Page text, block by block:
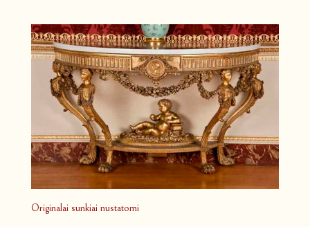
Originalai sunkiai nustatomi